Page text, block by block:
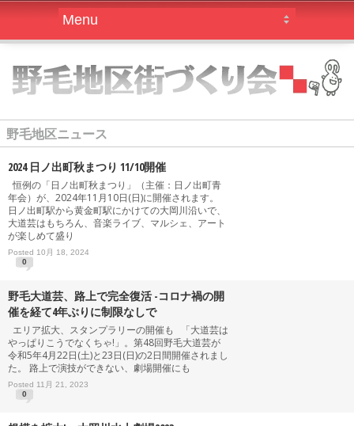
野毛地区ニュース
2024 日ノ出町秋まつり 11/10開催
恒例の「日ノ出町秋まつり」（主催：日ノ出町青
年会）が、2024年11月10日(日)に開催されます。
日ノ出町駅から黄金町駅にかけての大岡川沿いで、
大道芸はもちろん、音楽ライブ、マルシェ、アート
が楽しめて盛り
Posted 10月 18, 2024
0
野毛大道芸、路上で完全復活 -コロナ禍の開
催を経て4年ぶりに制限なしで
エリア拡大、スタンプラリーの開催も 「大道芸は
やっぱりこうでなくちゃ!」。第48回野毛大道芸が
令和5年4月22日(土)と23日(日)の2日間開催されまし
た。 路上で演技ができない、劇場開催にも
Posted 11月 21, 2023
0